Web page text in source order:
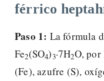
férrico
Paso 1: La fórmula
Fe2(SO4)3·7H2O,
(Fe), azufre (S),